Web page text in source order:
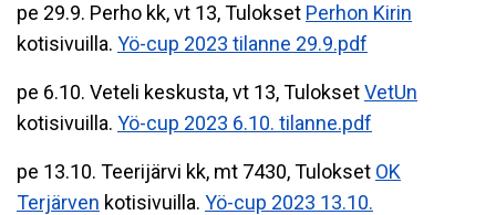
pe 29.9. Perho kk, vt 13, Tulokset Perhon Kirin
kotisivuilla. Yö-cup 2023 tilanne 29.9.pdf
pe 6.10. Veteli keskusta, vt 13, TuloksetVetUn
kotisivuilla. Yö-cup 2023 6.10. tilanne.pdf
pe 13.10. Teerijärvi kk, mt 7430, Tulokset OK
Terjärven kotisivuilla. Yö-cup 2023 13.10.